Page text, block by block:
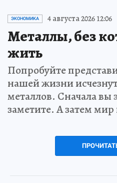
ЭКОНОМИКА 4 августа 2026 12:06
Металлы, без
жить
Попробуйте
нашей жизни
металлов. Сначала вы
заметите. А затем